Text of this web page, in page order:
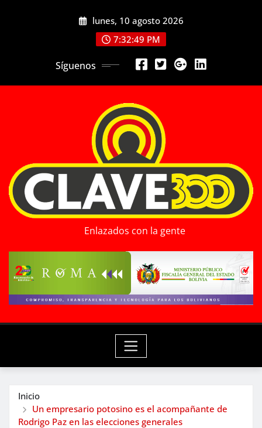
lunes, 10 agosto 2026
7:32:51 PM
Síguenos
Enlazados con la gente
Inicio
Un empresario potosino es el acompañante de
Rodrigo Paz en las elecciones generales